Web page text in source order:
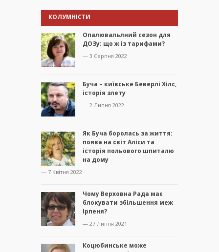
КОЛУМНІСТИ
Опалювальлний сезон для
ДОЗу: що ж із тарифами?
— 3 Серпня 2022
Буча – київське Беверлі Хілс,
історія злету
— 2 Липня 2022
Як Буча боролась за життя:
поява на світ Аліси та
історія польового шпиталю
на дому
— 7 Квітня 2022
Чому Верховна Рада має
блокувати збільшення меж
Ірпеня?
— 27 Липня 2021
Коцюбинське може